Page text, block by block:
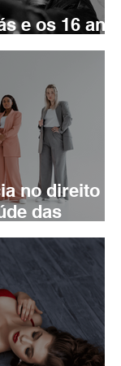
e os 16 anos
da Penha
no direito
das